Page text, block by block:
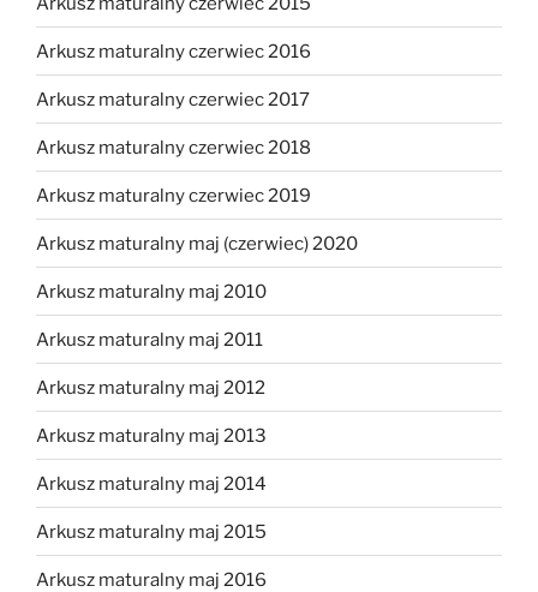
Arkusz maturalny czerwiec 2016
Arkusz maturalny czerwiec 2017
Arkusz maturalny czerwiec 2018
Arkusz maturalny czerwiec 2019
Arkusz maturalny maj (czerwiec) 2020
Arkusz maturalny maj 2010
Arkusz maturalny maj 2011
Arkusz maturalny maj 2012
Arkusz maturalny maj 2013
Arkusz maturalny maj 2014
Arkusz maturalny maj 2015
Arkusz maturalny maj 2016